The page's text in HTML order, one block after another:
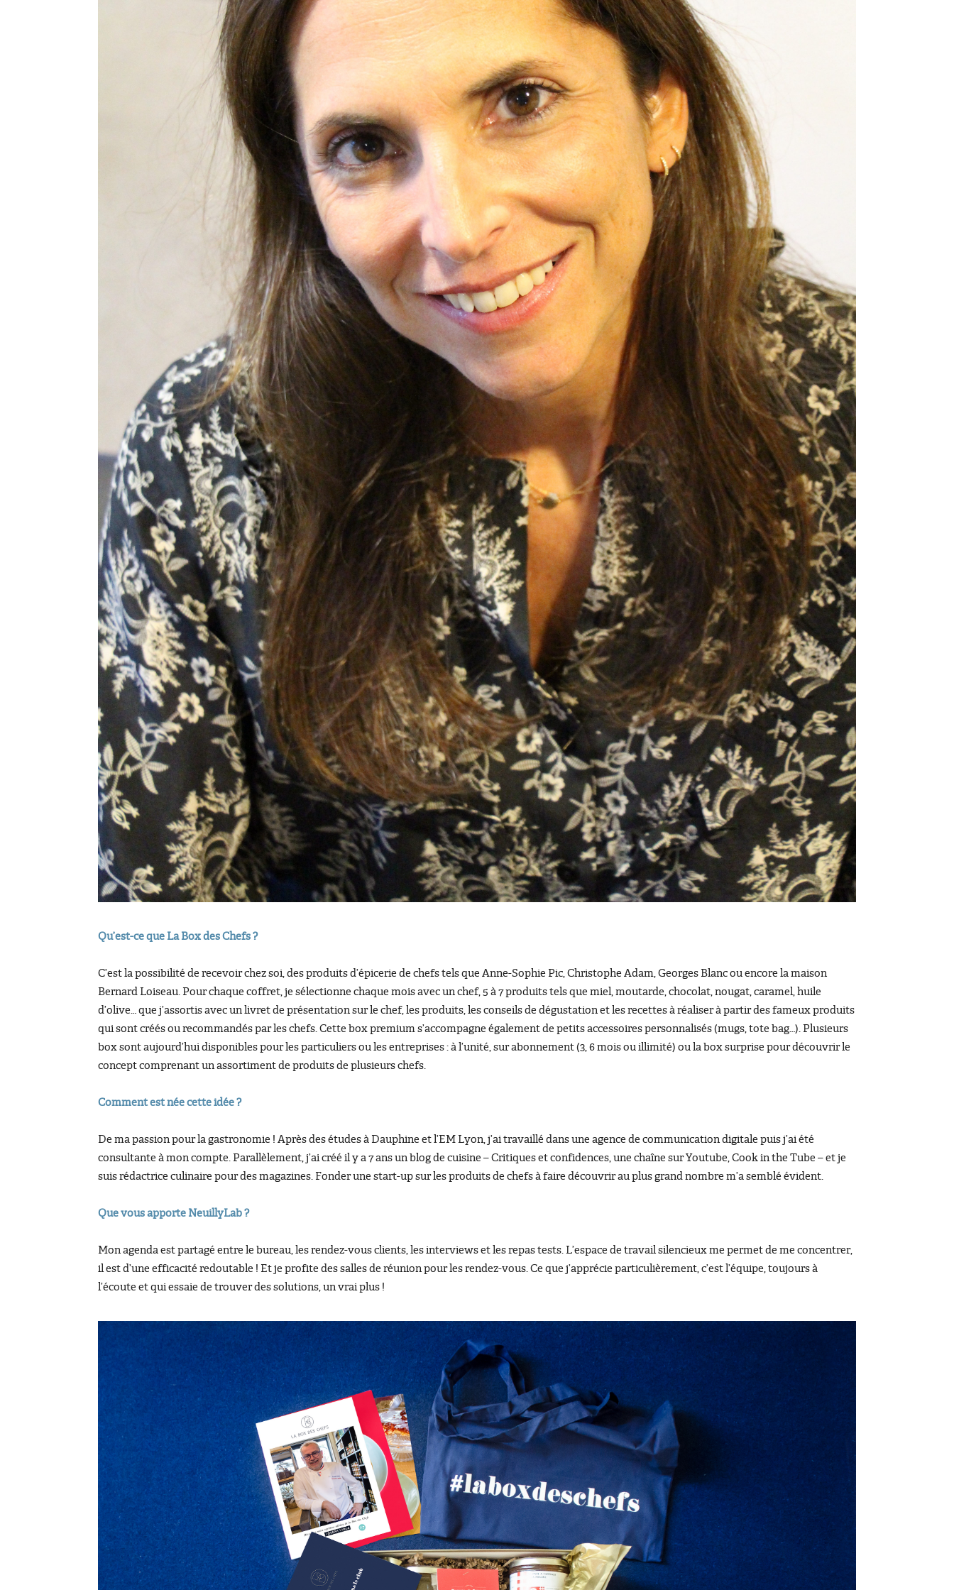
Qu’est-ce que La Box des Chefs ?
C’est la possibilité de recevoir chez soi, des produits d’épicerie de chefs tels que Anne-Sophie Pic, Christophe Adam, Georges Blanc ou encore la maison
Bernard Loiseau. Pour chaque coffret, je sélectionne chaque mois avec un chef, 5 à 7 produits tels que miel, moutarde, chocolat, nougat, caramel, huile
d’olive… que j’assortis avec un livret de présentation sur le chef, les produits, les conseils de dégustation et les recettes à réaliser à partir des fameux produits
qui sont créés ou recommandés par les chefs. Cette box premium s’accompagne également de petits accessoires personnalisés (mugs, tote bag…). Plusieurs
box sont aujourd’hui disponibles pour les particuliers ou les entreprises : à l’unité, sur abonnement (3, 6 mois ou illimité) ou la box surprise pour découvrir le
concept comprenant un assortiment de produits de plusieurs chefs.
Comment est née cette idée ?
De ma passion pour la gastronomie ! Après des études à Dauphine et l’EM Lyon, j’ai travaillé dans une agence de communication digitale puis j’ai été
consultante à mon compte. Parallèlement, j’ai créé il y a 7 ans un blog de cuisine – Critiques et confidences, une chaîne sur Youtube, Cook in the Tube – et je
suis rédactrice culinaire pour des magazines. Fonder une start-up sur les produits de chefs à faire découvrir au plus grand nombre m’a semblé évident.
Que vous apporte NeuillyLab ?
Mon agenda est partagé entre le bureau, les rendez-vous clients, les interviews et les repas tests. L’espace de travail silencieux me permet de me concentrer,
il est d’une efficacité redoutable ! Et je profite des salles de réunion pour les rendez-vous. Ce que j’apprécie particulièrement, c’est l’équipe, toujours à
l’écoute et qui essaie de trouver des solutions, un vrai plus !